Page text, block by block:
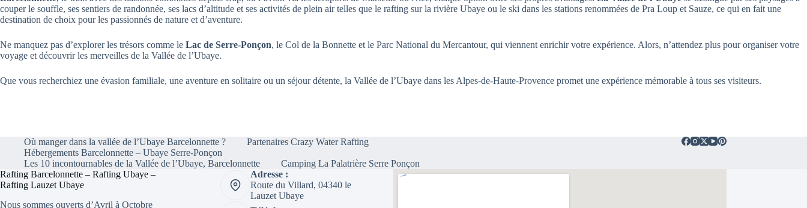
couper le souffle, ses sentiers de randonnée, ses lacs d’altitude et ses activités de plein air telles que le rafting sur la rivière Ubaye ou le ski dans les stations renommées de Pra Loup et Sauze, ce qui en fait une
destination de choix pour les passionnés de nature et d’aventure.
Ne manquez pas d’explorer les trésors comme le Lac de Serre-Ponçon, le Col de la Bonnette et le Parc National du Mercantour, qui viennent enrichir votre expérience. Alors, n’attendez plus pour organiser votre
voyage et découvrir les merveilles de la Vallée de l’Ubaye.
Que vous recherchiez une évasion familiale, une aventure en solitaire ou un séjour détente, la Vallée de l’Ubaye dans les Alpes-de-Haute-Provence promet une expérience mémorable à tous ses visiteurs.
Où manger dans la vallée de l’Ubaye Barcelonnette ?
Partenaires Crazy Water Rafting
Hébergements Barcelonnette – Ubaye Serre-Ponçon
Les 10 incontournables de la Vallée de l’Ubaye, Barcelonnette
Camping La Palatrière Serre Ponçon
Rafting Barcelonnette – Rafting Ubaye –
Rafting Lauzet Ubaye
Nous sommes ouverts d’Avril à Octobre
Adresse :
Route du Villard, 04340 le
Lauzet Ubaye